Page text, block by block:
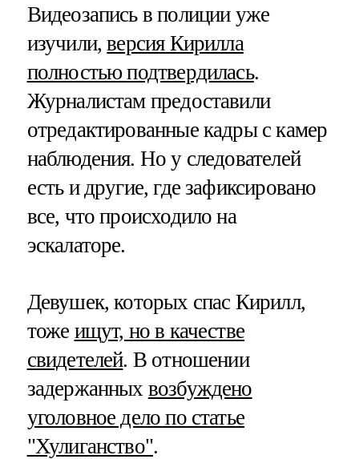
Видеозапись в полиции уже
изучили,версия Кирилла
полностью подтвердилась.
Журналистам предоставили
отредактированные кадры с камер
наблюдения. Но у следователей
есть и другие, где зафиксировано
все, что происходило на
эскалаторе.
Девушек, которых спас Кирилл,
тоже ищут, но в качестве
свидетелей. В отношении
задержанных возбуждено
уголовное дело по статье
"Хулиганство".